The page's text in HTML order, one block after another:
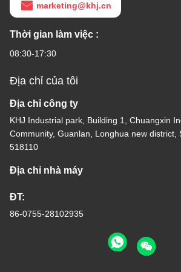
marketing@khj.cn
Thời gian làm việc :
08:30-17:30
Địa chỉ của tôi
Địa chỉ công ty
KHJ Industrial park, Building 1, Chuangxin
Community, Guanlan, Longhua new district,
518110
Địa chỉ nhà máy
ĐT:
86-0755-28102935